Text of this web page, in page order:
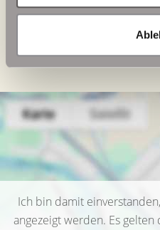
Heizung
Ich bin damit
angezeigt werden. Es